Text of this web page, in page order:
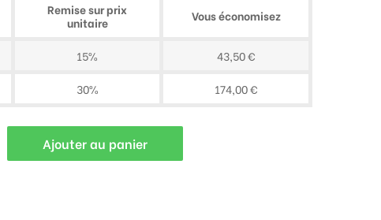
Remise sur prix
unitaire
Vous économisez
15%
43,50 €
30% 174,00 €
Ajouter au panier